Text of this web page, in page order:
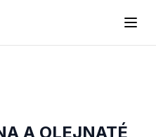
A OLEJNATÉ